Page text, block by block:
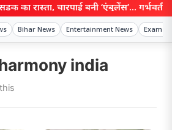
रास्ता, चारपाई बनी ‘एंबुलेंस’… गर्भवती
Bihar News Entertainment News Exam
india